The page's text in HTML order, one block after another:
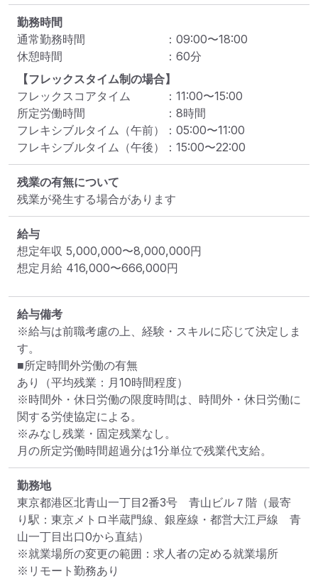
勤務時間
通常勤務時間
： 09:00〜18:00
休憩時間
： 60分
【フレックスタイム制の場合】
フレックスコアタイム
： 11:00〜15:00
所定労働時間
： 8時間
フレキシブルタイム（午前）
： 05:00〜11:00
フレキシブルタイム（午後）
： 15:00〜22:00
残業の有無について
残業が発生する場合があります
給与
想定年収 5,000,000〜8,000,000円
想定月給 416,000〜666,000円
給与備考
※給与は前職考慮の上、経験・スキルに応じて決定しま
す。
■所定時間外労働の有無
あり（平均残業：月10時間程度）
※時間外・休日労働の限度時間は、時間外・休日労働に
関する労使協定による。
※みなし残業・固定残業なし。
月の所定労働時間超過分は1分単位で残業代支給。
勤務地
東京都港区北青山一丁目2番3号　青山ビル７階 （最寄
り駅：東京メトロ半蔵門線、銀座線・都営大江戸線　青
山一丁目出口0から直結）
※就業場所の変更の範囲：求人者の定める就業場所
※リモート勤務あり